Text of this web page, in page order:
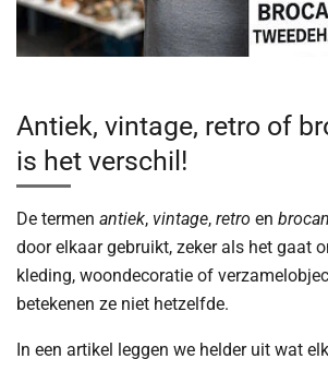
Antiek, vintage, retro of
is het verschil!
De termen antiek, vintage, retro en
door elkaar gebruikt, zeker als het gaat
kleding, woondecoratie of
betekenen ze niet hetzelfde.
In een artikel leggen we helder uit wat